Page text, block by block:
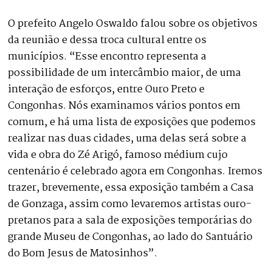
O prefeito Angelo Oswaldo falou sobre os objetivos
da reunião e dessa troca cultural entre os
municípios. “Esse encontro representa a
possibilidade de um intercâmbio maior, de uma
interação de esforços, entre Ouro Preto e
Congonhas. Nós examinamos vários pontos em
comum, e há uma lista de exposições que podemos
realizar nas duas cidades, uma delas será sobre a
vida e obra do Zé Arigó, famoso médium cujo
centenário é celebrado agora em Congonhas. Iremos
trazer, brevemente, essa exposição também a Casa
de Gonzaga, assim como levaremos artistas ouro-
pretanos para a sala de exposições temporárias do
grande Museu de Congonhas, ao lado do Santuário
do Bom Jesus de Matosinhos”.